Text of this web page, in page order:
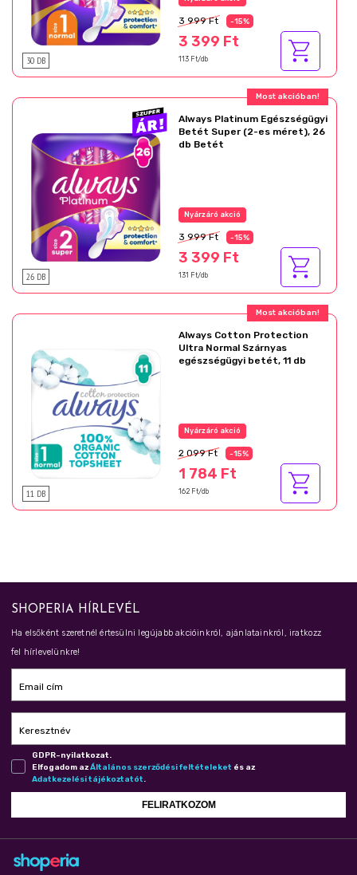
30 DB
3 999 Ft -15%
3 399 Ft
113 Ft/db
Most akcióban!
26 DB
Always Platinum Egészségügyi
Betét Super (2-es méret), 26
db Betét
Nyárzáró akció
3 999 Ft -15%
3 399 Ft
131 Ft/db
Most akcióban!
11 DB
Always Cotton Protection
Ultra Normal Szárnyas
egészségügyi betét, 11 db
Nyárzáró akció
2 099 Ft -15%
1 784 Ft
162 Ft/db
SHOPERIA HÍRLEVÉL
Ha elsőként szeretnél értesülni legújabb akcióinkról, ajánlatainkról, iratkozz
fel hírlevelünkre!
Email cím
Keresztnév
GDPR-nyilatkozat.
Elfogadom azÁl­ta­lá­nos szer­ző­dé­si fel­té­te­le­ket és az
Adat­ke­ze­lé­si tá­jé­koz­ta­tót.
FELIRATKOZOM